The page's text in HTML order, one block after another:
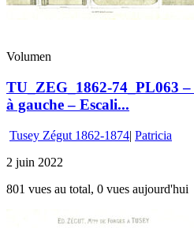
Volumen
TU_ZEG_1862-74_PL063
à gauche – Escali...
Tusey Zégut 1862-1874| Patricia
2 juin 2022
801 vues au total, 0 vues aujourd'hui